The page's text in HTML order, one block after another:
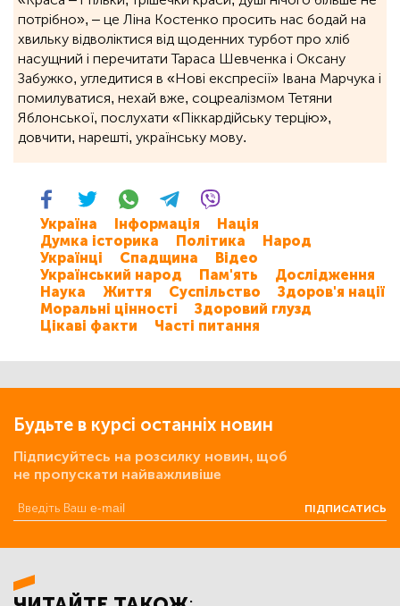
потрібно», ‒ це Ліна Костенко просить нас бодай на
хвильку відволіктися від щоденних турбот про хліб
насущний і перечитати Тараса Шевченка і Оксану
Забужко, угледитися в «Нові експресії» Івана Марчука і
помилуватися, нехай вже, соцреалізмом Тетяни
Яблонської, послухати «Піккардійську терцію»,
довчити, нарешті, українську мову.
Україна Інформація
Нація
Думка історика
Політика
Народ
Українці
Спадщина
Відео
Український народ
Пам'ять
Дослідження
Наука
Життя Суспільство
Здоров'я нації
Моральні цінності
Здоровий глузд
Цікаві факти
Часті питання
Будьте в курсі останніх новин
Підписуйтесь на розсилку новин, щоб
не пропускати найважливіше
ПІДПИСАТИСЬ